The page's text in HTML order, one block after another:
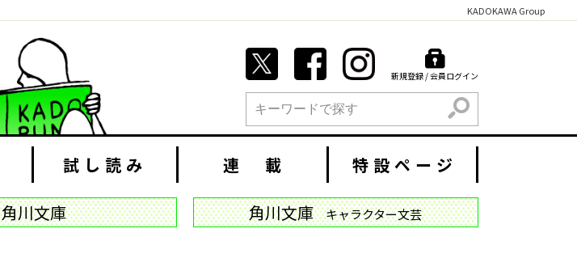
KADOKAWA Group
新規登録 / 会員ログイン
検索
試し読み 連 載 特設ページ
角川文庫 角川文庫 キャラクター文芸